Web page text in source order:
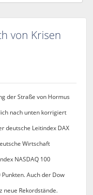
von Krisen
der Straße von Hormus
nach unten korrigiert
deutsche Leitindex DAX
Wirtschaft
NASDAQ 100
Auch der Dow
neue Rekordstände.